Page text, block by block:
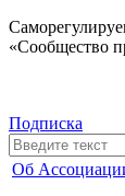
«Сообщество
Подписка
Об